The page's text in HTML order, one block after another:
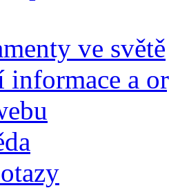
ve světě
informace a